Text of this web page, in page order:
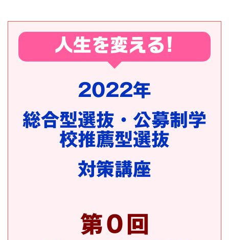
人生を変える!
2022年
総合型選抜・公募制学
校推薦型選抜
対策講座
第０回